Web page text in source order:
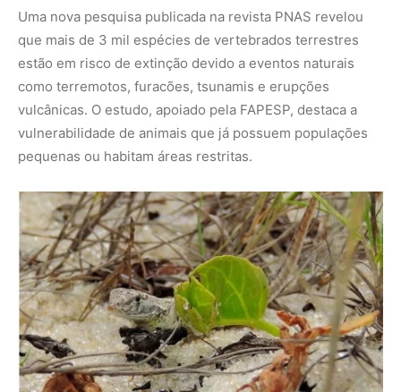
Uma nova pesquisa publicada na revista PNAS revelou
que mais de 3 mil espécies de vertebrados terrestres
estão em risco de extinção devido a eventos naturais
como terremotos, furacões, tsunamis e erupções
vulcânicas. O estudo, apoiado pela FAPESP, destaca a
vulnerabilidade de animais que já possuem populações
pequenas ou habitam áreas restritas.